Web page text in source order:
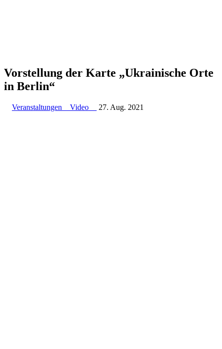
Vor­stel­lung der Karte „Ukrai­ni­sche Orte
in Berlin“
Veranstaltungen Video 27. Aug. 2021